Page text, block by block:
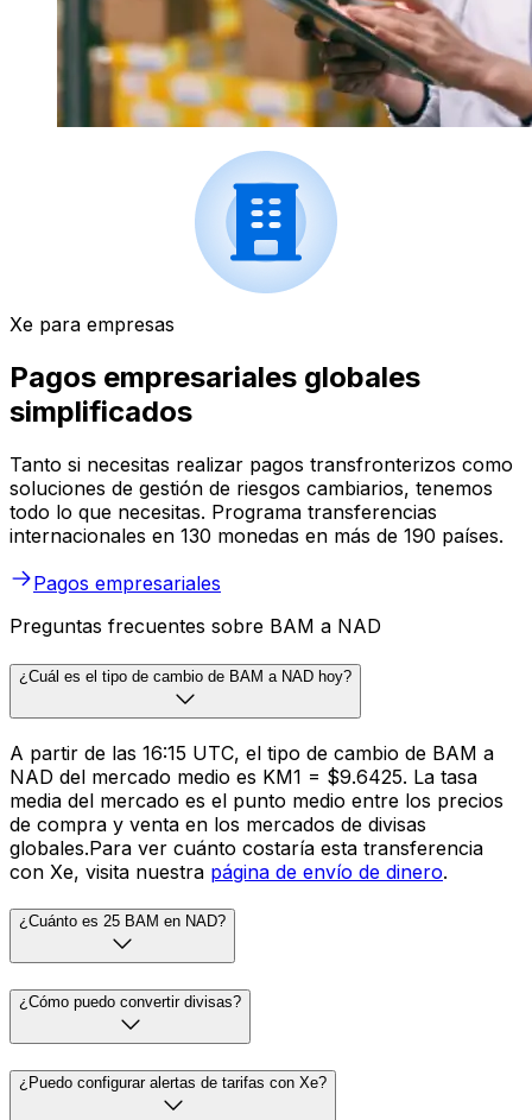
Xe para empresas
Pagos empresariales globales
simplificados
Tanto si necesitas realizar pagos transfronterizos como
soluciones de gestión de riesgos cambiarios, tenemos
todo lo que necesitas. Programa transferencias
internacionales en 130 monedas en más de 190 países.
Pagos empresariales
Preguntas frecuentes sobre BAM a NAD
¿Cuál es el tipo de cambio de BAM a NAD hoy?
A partir de las 16:15 UTC, el tipo de cambio de BAM a
NAD del mercado medio es KM1 = $9.6425. La tasa
media del mercado es el punto medio entre los precios
de compra y venta en los mercados de divisas
globales.Para ver cuánto costaría esta transferencia
con Xe, visita nuestra página de envío de dinero.
¿Cuánto es 25 BAM en NAD?
¿Cómo puedo convertir divisas?
¿Puedo configurar alertas de tarifas con Xe?